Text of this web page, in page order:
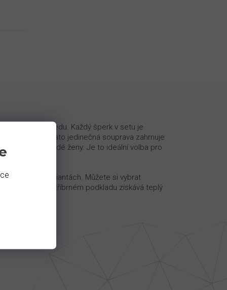
luxusního vzhledu. Každý šperk v setu je
květiny. Tato jedinečná souprava zahrnuje
krásu každé ženy. Je to ideální volba pro
ve dvou variantách. Můžete si vybrat
která na stříbrném podkladu získává teplý